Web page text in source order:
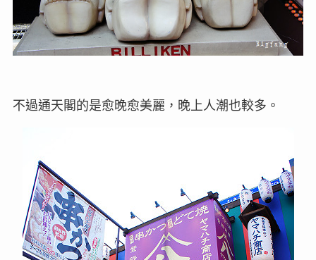
不過通天閣的是愈晚愈美麗，晚上人潮也較多。